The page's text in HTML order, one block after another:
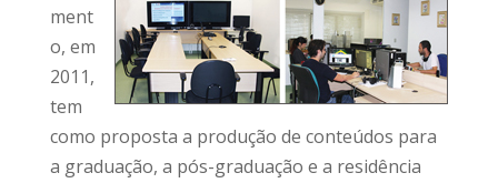
ment
o, em
2011,
tem
como proposta a produção de conteúdos para
a graduação, a pós-graduação e a residência